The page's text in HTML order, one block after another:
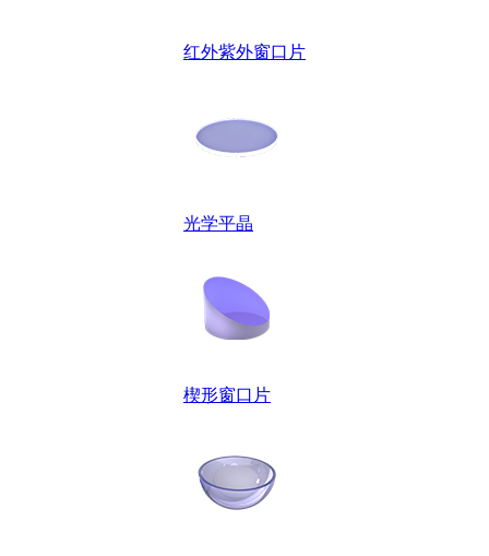
红外紫外窗口片
光学平晶
楔形窗口片